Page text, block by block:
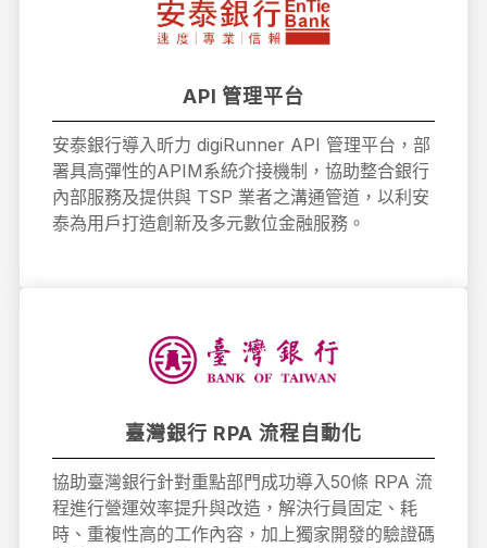
API 管理平台
安泰銀行導入昕力 digiRunner API 管理平台，部
署具高彈性的APIM系統介接機制，協助整合銀行
內部服務及提供與 TSP 業者之溝通管道，以利安
泰為用戶打造創新及多元數位金融服務。
臺灣銀行 RPA 流程自動化
協助臺灣銀行針對重點部門成功導入50條 RPA 流
程進行營運效率提升與改造，解決行員固定、耗
時、重複性高的工作內容，加上獨家開發的驗證碼